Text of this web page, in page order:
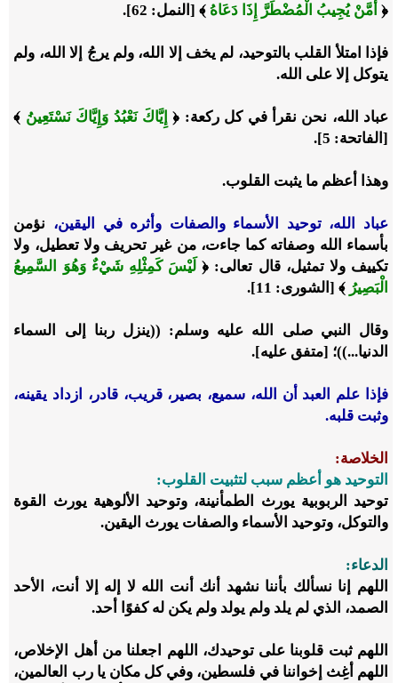
﴿ أَمَّنْ يُجِيبُ الْمُضْطَرَّ إِذَا دَعَاهُ ﴾ [النمل: 62].
فإذا امتلأ القلب بالتوحيد، لم يخف إلا الله، ولم يرجُ إلا الله، ولم
يتوكل إلا على الله.
عباد الله، نحن نقرأ في كل ركعة: ﴿ إِيَّاكَ نَعْبُدُ وَإِيَّاكَ نَسْتَعِينُ ﴾
[الفاتحة: 5].
وهذا أعظم ما يثبت القلوب.
عباد الله، توحيد الأسماء والصفات وأثره في اليقين، نؤمن
بأسماء الله وصفاته كما جاءت، من غير تحريف ولا تعطيل، ولا
تكييف ولا تمثيل، قال تعالى: ﴿ لَيْسَ كَمِثْلِهِ شَيْءٌ وَهُوَ السَّمِيعُ
الْبَصِيرُ ﴾ [الشورى: 11].
وقال النبي صلى الله عليه وسلم: ((ينزل ربنا إلى السماء
الدنيا...))؛ [متفق عليه].
فإذا علم العبد أن الله، سميع، بصير، قريب، قادر، ازداد يقينه،
وثبت قلبه.
الخلاصة:
التوحيد هو أعظم سبب لتثبيت القلوب:
توحيد الربوبية يورث الطمأنينة، وتوحيد الألوهية يورث القوة
والتوكل، وتوحيد الأسماء والصفات يورث اليقين.
الدعاء:
اللهم إنا نسألك بأننا نشهد أنك أنت الله لا إله إلا أنت، الأحد
الصمد، الذي لم يلد ولم يولد ولم يكن له كفوًا أحد.
اللهم ثبت قلوبنا على توحيدك، اللهم اجعلنا من أهل الإخلاص،
اللهم أغِث إخواننا في فلسطين، وفي كل مكان يا رب العالمين،